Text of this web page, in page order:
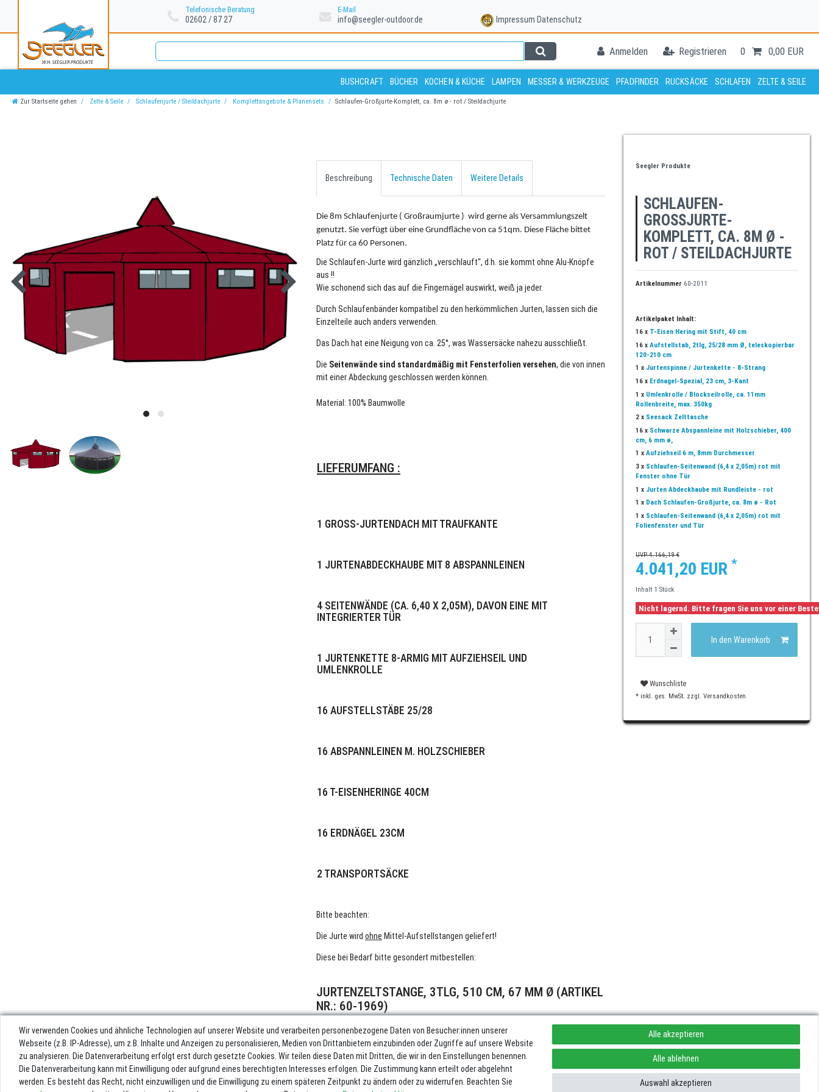
Telefonische Beratung
02602 / 87 27
E-Mail
info@seegler-outdoor.de Impressum Datenschutz
Anmelden Registrieren 0 0,00 EUR
BUSHCRAFT BÜCHER KOCHEN & KÜCHE LAMPEN MESSER & WERKZEUGE PFADFINDER RUCKSÄCKE SCHLAFEN ZELTE & SEILE
Zur Startseite gehen Zelte & Seile Schlaufenjurte / Steildachjurte Komplettangebote & Planensets Schlaufen-Großjurte-Komplett, ca. 8m ø - rot / Steildachjurte
Beschreibung Technische Daten Weitere Details
Die 8m Schlaufenjurte ( Großraumjurte ) wird gerne als Versammlungszelt
genutzt. Sie verfügt über eine Grundfläche von ca 51qm. Diese Fläche bittet
Platz für ca 60 Personen.
Die Schlaufen-Jurte wird gänzlich „verschlauft“, d.h. sie kommt ohne Alu-Knöpfe
aus !!
Wie schonend sich das auf die Fingernägel auswirkt, weiß ja jeder.
Durch Schlaufenbänder kompatibel zu den herkömmlichen Jurten, lassen sich die
Einzelteile auch anders verwenden.
Das Dach hat eine Neigung von ca. 25°, was Wassersäcke nahezu ausschließt.
Die Seitenwände sind standardmäßig mit Fensterfolien versehen, die von innen
mit einer Abdeckung geschlossen werden können.
Material: 100% Baumwolle
LIEFERUMFANG :
1 GROSS-JURTENDACH MIT TRAUFKANTE
1 JURTENABDECKHAUBE MIT 8 ABSPANNLEINEN
4 SEITENWÄNDE (CA. 6,40 X 2,05M), DAVON EINE MIT
INTEGRIERTER TÜR
1 JURTENKETTE 8-ARMIG MIT AUFZIEHSEIL UND
UMLENKROLLE
16 AUFSTELLSTÄBE 25/28
16 ABSPANNLEINEN M. HOLZSCHIEBER
16 T-EISENHERINGE 40CM
16 ERDNÄGEL 23CM
2 TRANSPORTSÄCKE
Bitte beachten:
Die Jurte wird ohne Mittel-Aufstellstangen geliefert!
Diese bei Bedarf bitte gesondert mitbestellen:
JURTENZELTSTANGE, 3TLG, 510 CM, 67 MM Ø (ARTIKEL
NR.: 60-1969)
Seegler Produkte
SCHLAUFEN-
GROSSJURTE-K
OMPLETT, CA. 8M Ø - R
OT / STEILDACHJURTE
Artikelnummer 60-2011
Artikelpaket Inhalt:
16 x T-Eisen Hering mit Stift, 40 cm
16 x Aufstellstab, 2tlg, 25/28 mm Ø, teleskopierbar
120-210 cm
1 x Jurtenspinne / Jurtenkette - 8-Strang
16 x Erdnagel-Spezial, 23 cm, 3-Kant
1 x Umlenkrolle / Blockseilrolle, ca. 11mm
Rollenbreite, max. 350kg
2 x Seesack Zelttasche
16 x Schwarze Abspannleine mit Holzschieber, 400
cm, 6 mm ø,
1 x Aufziehseil 6 m, 8mm Durchmesser
3 x Schlaufen-Seitenwand (6,4 x 2,05m) rot mit
Fenster ohne Tür
1 x Jurten Abdeckhaube mit Rundleiste - rot
1 x Dach Schlaufen-Großjurte, ca. 8m ø - Rot
1 x Schlaufen-Seitenwand (6,4 x 2,05m) rot mit
Folienfenster und Tür
UVP 4.166,19 €
4.041,20 EUR *
Inhalt 1 Stück
Nicht lagernd. Bitte fragen Sie uns vor einer
In den Warenkorb
Wunschliste
* inkl. ges. MwSt. zzgl. Versandkosten
Wir verwenden Cookies und ähnliche Technologien auf unserer Website und verarbeiten personenbezogene Daten von Besucher:innen unserer
Webseite (z.B. IP-Adresse), um z.B. Inhalte und Anzeigen zu personalisieren, Medien von Drittanbietern einzubinden oder Zugriffe auf unsere Website
zu analysieren. Die Datenverarbeitung erfolgt erst durch gesetzte Cookies. Wir teilen diese Daten mit Dritten, die wir in den Einstellungen benennen.
Die Datenverarbeitung kann mit Einwilligung oder aufgrund eines berechtigten Interesses erfolgen. Die Zustimmung kann erteilt oder abgelehnt
werden. Es besteht das Recht, nicht einzuwilligen und die Einwilligung zu einem späteren Zeitpunkt zu ändern oder zu widerrufen. Beachten Sie
Alle akzeptieren
Alle ablehnen
Auswahl akzeptieren